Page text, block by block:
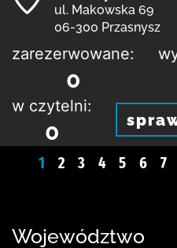
ul. Makowska 69
06-300 Przasnysz
zarezerwowane:
0
w czytelni:
0
1 2 3 4 5 6 7
Województwo